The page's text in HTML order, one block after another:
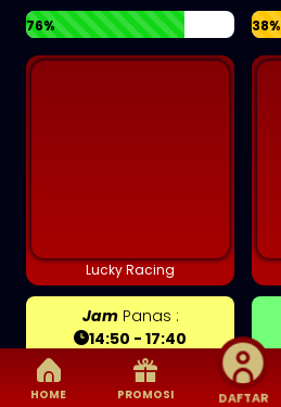
76% 38%
Lucky Racing
JamPanas :
14:50 - 17:40
Gacor :
Manual 7 ❌❌✅
HOME PROMOSI DAFTAR